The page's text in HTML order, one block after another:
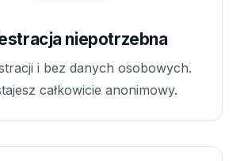
niepotrzebna
i bez danych osobowych.
całkowicie anonimowy.